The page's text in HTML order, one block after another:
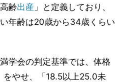
齢出産 」と定義しており、
年齢は20歳から34歳くらい
学会の判定基準では、体格
やせ、「18.5以上25.0未